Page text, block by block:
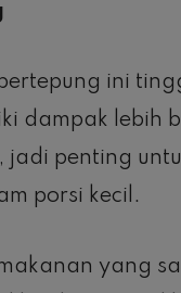
ini
dampak lebih
jadi penting
porsi kecil.
yang